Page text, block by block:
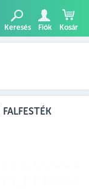
Keresés Fiók Kosár